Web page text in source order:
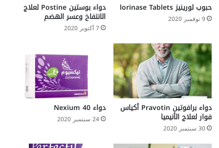
حبوب لورينيز lorinase Tablets
9 نوفمبر 2020
دواء بوستين Postine لعلاج
الانتفاخ وعسر الهضم
7 أكتوبر 2020
دواء برافوتين Pravotin أكياس
فوار لعلاج الأنيميا
30 سبتمبر 2020
دواء Nexium 40
24 سبتمبر 2020